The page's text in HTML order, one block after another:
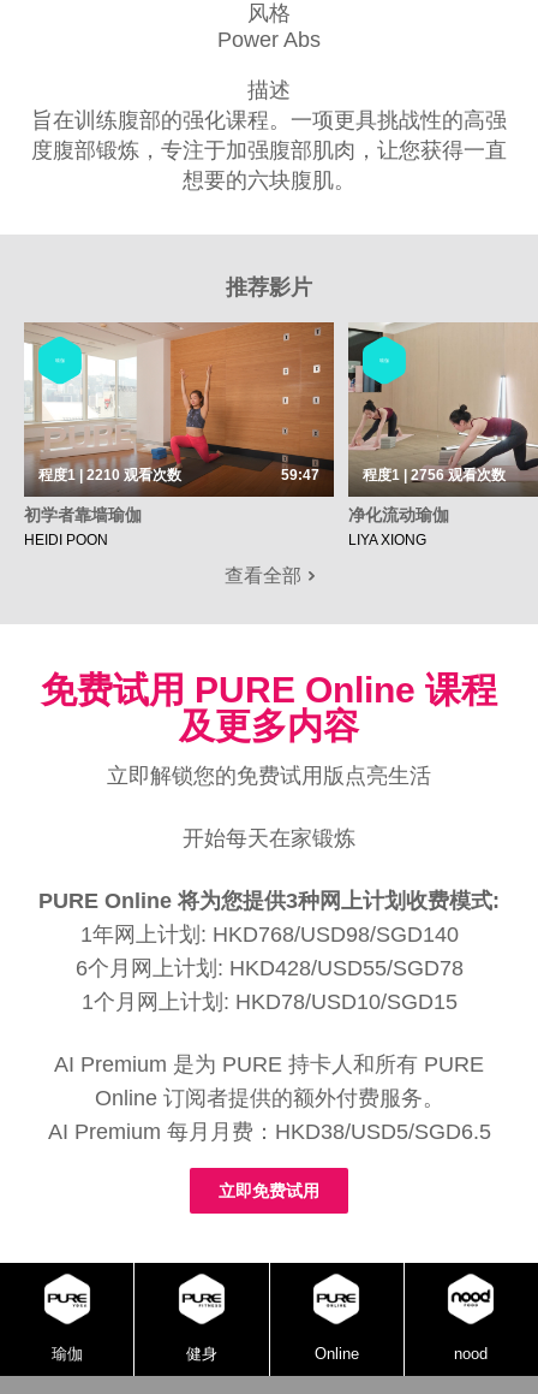
风格
Power Abs
描述
旨在训练腹部的强化课程。一项更具挑战性的高强
度腹部锻炼，专注于加强腹部肌肉，让您获得一直
想要的六块腹肌。
推荐影片
瑜伽
程度1 | 2210 观看次数 59:47
初学者靠墙瑜伽
HEIDI POON
瑜伽
程度1 | 2756观看次数
净化流动瑜伽
LIYA XIONG
查看全部
免费试用 PURE Online 课程
及更多内容
立即解锁您的免费试用版点亮生活
开始每天在家锻炼
PURE Online 将为您提供3种网上计划收费模式:
1年网上计划: HKD768/USD98/SGD140
6个月网上计划: HKD428/USD55/SGD78
1个月网上计划: HKD78/USD10/SGD15
AI Premium 是为 PURE 持卡人和所有 PURE
Online 订阅者提供的额外付费服务。
AI Premium 每月月费：HKD38/USD5/SGD6.5
立即免费试用
瑜伽 健身 Online nood